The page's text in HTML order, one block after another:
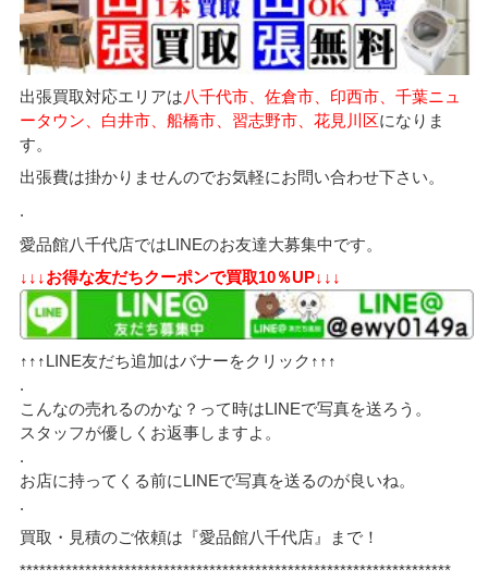
出張買取対応エリアは八千代市、佐倉市、印西市、千葉ニュ
ータウン、白井市、船橋市、習志野市、花見川区になりま
す。
出張費は掛かりませんのでお気軽にお問い合わせ下さい。
.
愛品館八千代店ではLINEのお友達大募集中です。
↓↓↓お得な友だちクーポンで買取10％UP↓↓↓
↑↑↑LINE友だち追加はバナーをクリック↑↑↑
.
こんなの売れるのかな？って時はLINEで写真を送ろう。
スタッフが優しくお返事しますよ。
.
お店に持ってくる前にLINEで写真を送るのが良いね。
.
買取・見積のご依頼は『愛品館八千代店』まで！
******************************************************************